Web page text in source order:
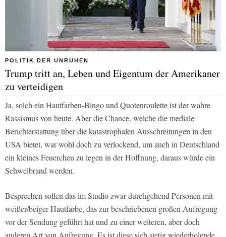
POLITIK DER UNRUHEN
Trump tritt an, Leben und Eigentum der Amerikaner
zu verteidigen
Ja, solch ein Hautfarben-Bingo und Quotenroulette ist der wahre
Rassismus von heute. Aber die Chance, welche die mediale
Berichterstattung über die katastrophalen Ausschreitungen in den
USA bietet, war wohl doch zu verlockend, um auch in Deutschland
ein kleines Feuerchen zu legen in der Hoffnung, daraus würde ein
Schwelbrand werden.
Besprechen sollen das im Studio zwar durchgehend Personen mit
weißer/beiger Hautfarbe, das zur beschriebenen großen Aufregung
vor der Sendung geführt hat und zu einer weiteren, aber doch
anderen Art von Aufregung. Es ist diese sich stetig wiederholende